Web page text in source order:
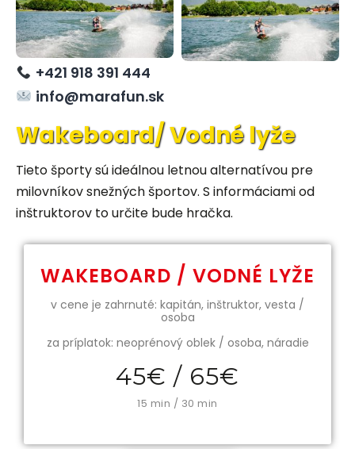
Wakeboard/ Vodné lyže
Tieto športy sú ideálnou letnou alternatívou pre
milovníkov snežných športov. S informáciami od
inštruktorov to určite bude hračka.
WAKEBOARD / VODNÉ LYŽE
v cene je zahrnuté: kapitán, inštruktor, vesta /
osoba
za príplatok: neoprénový oblek / osoba, náradie
45€ / 65€
15 min / 30 min
+421 918 391 444
info@marafun.sk